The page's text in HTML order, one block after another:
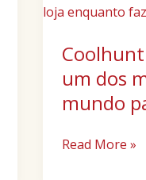
um dos
mundo
em
York:
um
melhores
do
Read More »